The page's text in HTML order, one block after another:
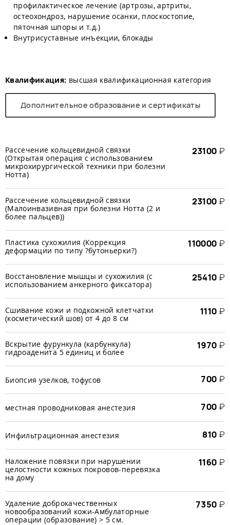
профилактическое лечение (артрозы, артриты,
остеохондроз, нарушение осанки, плоскостопие,
пяточная шпоры и т.д.)
Внутрисуставные инъекции, блокады
Квалификация: высшая квалификационная категория
Дополнительное образование и сертификаты
Рассечение кольцевидной связки
(Открытая операция с использованием
микрохирургической техники при болезни
Нотта)
23100 ₽
Рассечение кольцевидной связки
(Малоинвазивная при болезни Нотта (2 и
более пальцев))
23100 ₽
Пластика сухожилия (Коррекция
деформации по типу ?бутоньерки?)
110000 ₽
Восстановление мышцы и сухожилия (с
использованием анкерного фиксатора)
25410 ₽
Сшивание кожи и подкожной клетчатки
(косметический шов) от 4 до 8 см
1110 ₽
Вскрытие фурункула (карбункула)
гидроаденита 5 единиц и более
1970 ₽
Биопсия узелков, тофусов 700 ₽
местная проводниковая анестезия 700 ₽
Инфильтрационная анестезия 810 ₽
Наложение повязки при нарушении
целостности кожных покровов-перевязка
на дому
1160 ₽
Удаление доброкачественных
новообразований кожи-Амбулаторные
операции (образование) > 5 см.
7350 ₽